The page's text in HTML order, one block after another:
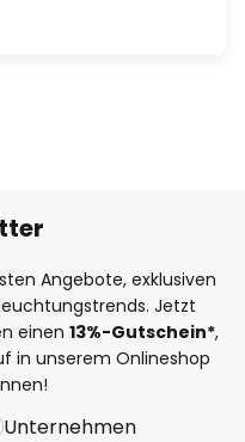
Angebote, exklusiven
Jetzt
einen 13%-Gutschein*,
in unserem Onlineshop
Unternehmen